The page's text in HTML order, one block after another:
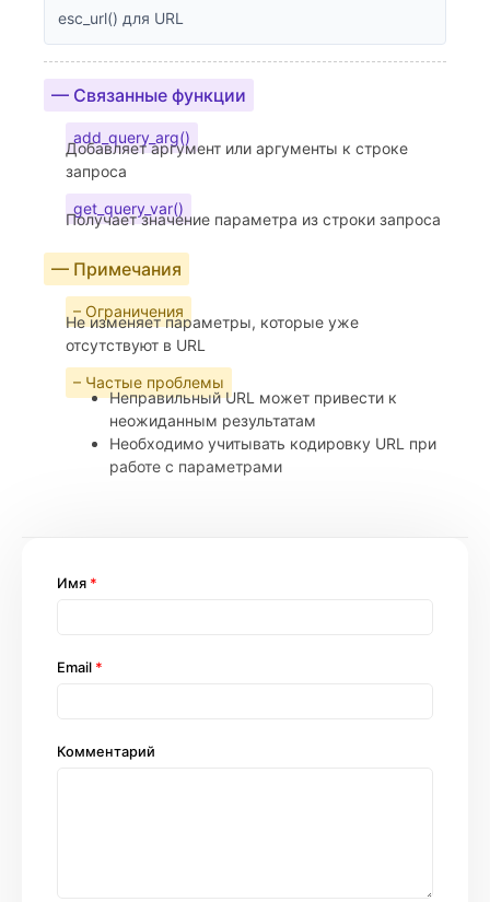
esc_url() для URL
— Связанные функции
add_query_arg()
Добавляет аргумент или аргументы к строке
запроса
get_query_var()
Получает значение параметра из строки запроса
— Примечания
– Ограничения
Не изменяет параметры, которые уже
отсутствуют в URL
– Частые проблемы
Неправильный URL может привести к
неожиданным результатам
Необходимо учитывать кодировку URL при
работе с параметрами
Комментарий
Имя *
Email *